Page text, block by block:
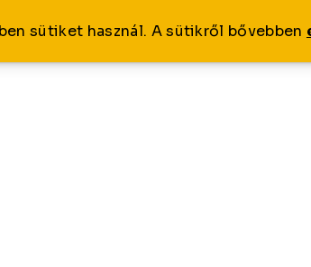
sütiket használ. A sütikről bővebben